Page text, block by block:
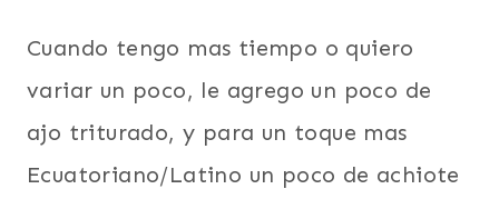
Cuando tengo mas tiempo o quiero
variar un poco, le agrego un poco de
ajo triturado, y para un toque mas
Ecuatoriano/Latino un poco de achiote